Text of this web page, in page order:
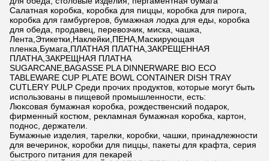
Салатная коробка, коробка для пиццы, коробка для пирога,
коробка для гамбургеров, бумажная лодка для еды, коробка
для обеда, продавец, перевозчик, миска, чашка,
Лента,Этикетки,Наклейки,ПЕНА,Маскирующая
пленка,Бумага,ПЛАТНАЯ ПЛАТНА,ЗАКРЕЩЕННАЯ
ПЛАТНА,ЗАКРЕЩНАЯ ПЛАТНА
SUGARCANE,BAGASSE PLA DINNERWARE BIO ECO
TABLEWARE CUP PLATE BOWL CONTAINER DISH TRAY
CUTLERY PULP Среди прочих продуктов, которые могут быть
использованы в пищевой промышленности, есть:
Люксовая бумажная коробка, рождественский подарок,
фирменный костюм, рекламная бумажная коробка, картон,
поднос, держатели.
Бумажные изделия, тарелки, коробки, чашки, принадлежности
для вечеринок, коробки для пиццы, пакеты для крафта, серия
быстрого питания для пекарей